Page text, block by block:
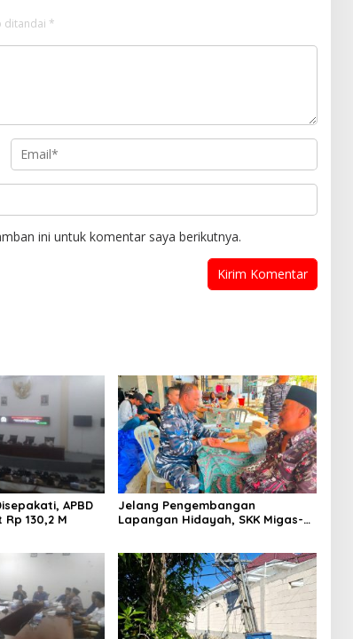
ditandai *
ini untuk komentar saya berikutnya.
APBD
130,2 M
Jelang Pengembangan
Lapangan Hidayah, SKK Migas-
Sampang